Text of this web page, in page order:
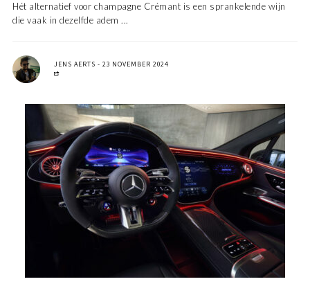
Hét alternatief voor champagne Crémant is een sprankelende wijn
die vaak in dezelfde adem ...
JENS AERTS 23 NOVEMBER 2024